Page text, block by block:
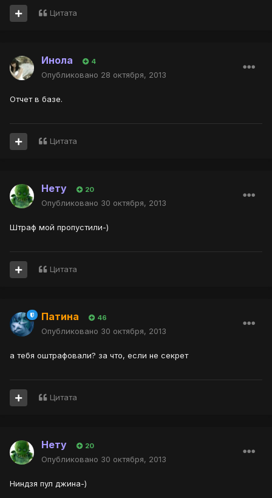
Цитата
Инола 4
Опубликовано 28 октября, 2013
Отчет в базе.
Цитата
Нету 20
Опубликовано 30 октября, 2013
Штраф мой пропустили-)
Цитата
Патина 46
Опубликовано 30 октября, 2013
а тебя оштрафовали? за что, если не секрет
Цитата
Нету 20
Опубликовано 30 октября, 2013
Ниндзя пул джина-)